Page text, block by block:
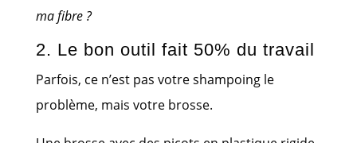
ma fibre ?
2. Le bon outil fait 50% du travail
Parfois, ce n’est pas votre shampoing le
problème, mais votre brosse.